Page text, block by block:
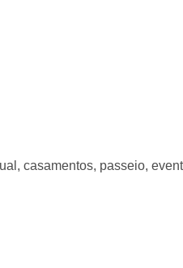
casamentos, passeio,